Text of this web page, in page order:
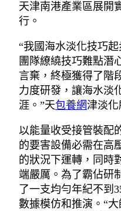
天津南港產業區展開
行。
“我國海水淡化技巧
團隊繚繞技巧難點潛
言棄，終極獲得了階
力度研發，讓海水淡
涯。”天包養網津淡化
以能量收受接管裝配
的要害設備必需在高
的狀況下運轉，同時
端嚴厲。為了霸佔研
了一支均勻年紀不到
數據模仿和推演。“